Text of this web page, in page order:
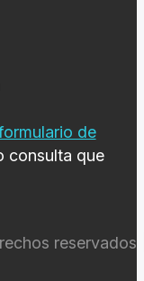
de
consulta que
reservados